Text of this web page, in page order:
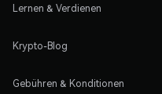
Lernen & Verdienen
Krypto-Blog
Gebühren & Konditionen